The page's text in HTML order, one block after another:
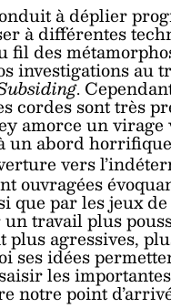
à déplier
à différentes
des
investigations au
.
cordes sont très
amorce un
un abord
vers
ouvragées
par les jeux de
travail plus
agressives,
idées
les
notre point